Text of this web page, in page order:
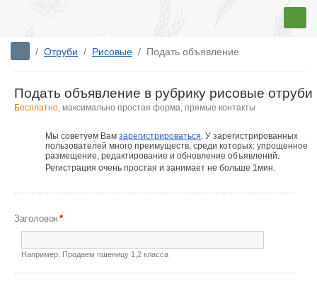
/ Отруби / Рисовые / Подать объявление
Подать объявление в рубрику рисовые отруби
Бесплатно, максимально простая форма, прямые контакты
Мы советуем Вам зарегистрироваться. У зарегистрированных
пользователей много преимуществ, среди которых: упрощенное
размещение, редактирование и обновление объявлений.
Регистрация очень простая и занимает не больше 1мин.
Заголовок*
Например: Продаем пшеницу 1,2 класса